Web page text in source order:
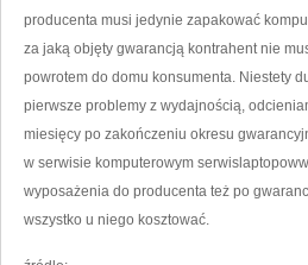
producenta musi jedynie zapakować
za jaką objęty gwarancją kontrahent nie
powrotem do domu konsumenta. Niestety
pierwsze problemy z wydajnością,
miesięcy po zakończeniu okresu
w serwisie komputerowym
wyposażenia do producenta też po
wszystko u niego kosztować.